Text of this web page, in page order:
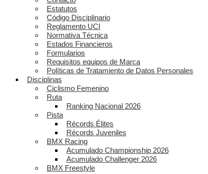
Estatutos
Código Disciplinario
Reglamento UCI
Normativa Técnica
Estados Financieros
Formularios
Requisitos equipos de Marca
Políticas de Tratamiento de Datos Personales
Disciplinas
Ciclismo Femenino
Ruta
Ranking Nacional 2026
Pista
Récords Élites
Récords Juveniles
BMX Racing
Acumulado Championship 2026
Acumulado Challenger 2026
BMX Freestyle